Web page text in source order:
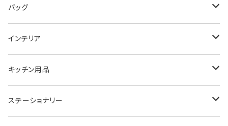
COGU
GAGA MILANO
CACTUS
TIMEX
DIESEL
MICHAEL KORS
NO BRAND
TRANSNUMBER
SAAMA HOMME
ARNOLD PALMER
MICHAEL KORS
TIFFANY&CO
FOLLI FOLLIE
POLICE
PAUL HEWITT
DAKS
栃木レザー
NIKE
DUNHILL
バッグ
MANHATTAN PORTAGE
United HOMME
RODANIA
インテリア
CRYSTOCRAFT
SEIKO
キッチン用品
I'mD
ステーショナリー